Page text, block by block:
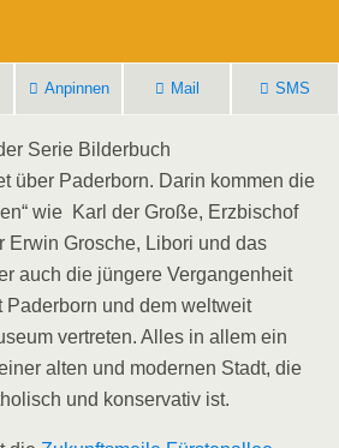
Anpinnen Mail SMS
Serie Bilderbuch
über Paderborn. Darin kommen die
wie Karl der Große, Erzbischof
Erwin Grosche, Libori und das
auch die jüngere Vergangenheit
Paderborn und dem weltweit
vertreten. Alles in allem ein
alten und modernen Stadt, die
und konservativ ist.